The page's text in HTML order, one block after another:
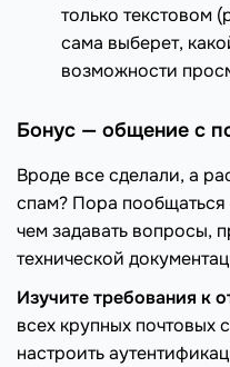
только текстовом
сама выберет,
возможности
Бонус — общение с
Вроде все сделали, а
спам? Пора
чем задавать вопросы,
технической
Изучите требования к
всех крупных почтовых
настроить